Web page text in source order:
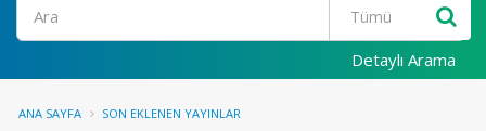
Detaylı Arama
ANA SAYFA SON EKLENEN YAYINLAR